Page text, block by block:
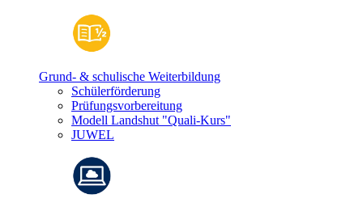
Grund- & schulische Weiterbildung
Schülerförderung
Prüfungsvorbereitung
Modell Landshut "Quali-Kurs"
JUWEL